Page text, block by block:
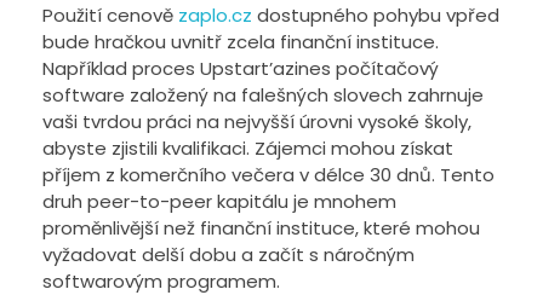
Použití cenově zaplo.cz dostupného pohybu vpřed
bude hračkou uvnitř zcela finanční instituce.
Například proces Upstart’azines počítačový
software založený na falešných slovech zahrnuje
vaši tvrdou práci na nejvyšší úrovni vysoké školy,
abyste zjistili kvalifikaci. Zájemci mohou získat
příjem z komerčního večera v délce 30 dnů. Tento
druh peer-to-peer kapitálu je mnohem
proměnlivější než finanční instituce, které mohou
vyžadovat delší dobu a začít s náročným
softwarovým programem.